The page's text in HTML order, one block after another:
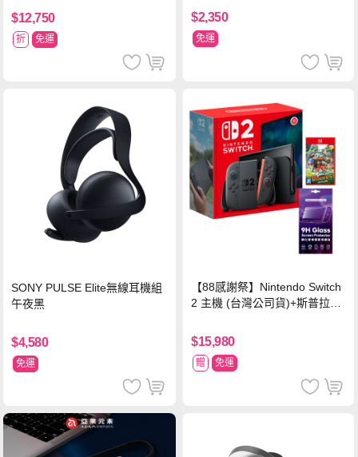
$12,750
折 免運
$2,350
免運
SONY PULSE Elite無線耳機組
午夜黑
$4,580
免運
【88感謝祭】Nintendo Switch
2 主機 (台灣公司貨)+斯普拉遁
$15,980
贈 免運